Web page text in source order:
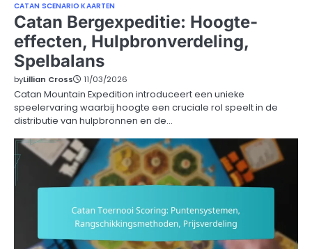
CATAN SCENARIO KAARTEN
Catan Bergexpeditie: Hoogte-
effecten, Hulpbronverdeling,
Spelbalans
byLillian Cross 11/03/2026
Catan Mountain Expedition introduceert een unieke
speelervaring waarbij hoogte een cruciale rol speelt in de
distributie van hulpbronnen en de…